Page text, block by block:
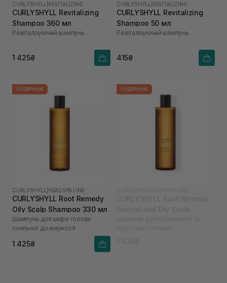
CURLYSHYLL REVITALIZING
CURLYSHYLL Revitalizing
Shampoo 360 мл
Ревіталізуючий шампунь
1 425₴
CURLYSHYLL REVITALIZING
CURLYSHYLL Revitalizing
Shampoo 50 мл
Ревіталізуючий шампунь
415₴
ПОДАРУНОК
CURLYSHYLL HEADSPA LINE
CURLYSHYLL Root Remedy
Oily Scalp Shampoo 330 мл
Шампунь для шкіри голови
схильної до жирності
1 425₴
ПОДАРУНОК